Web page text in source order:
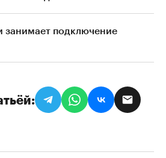
занимает подключение